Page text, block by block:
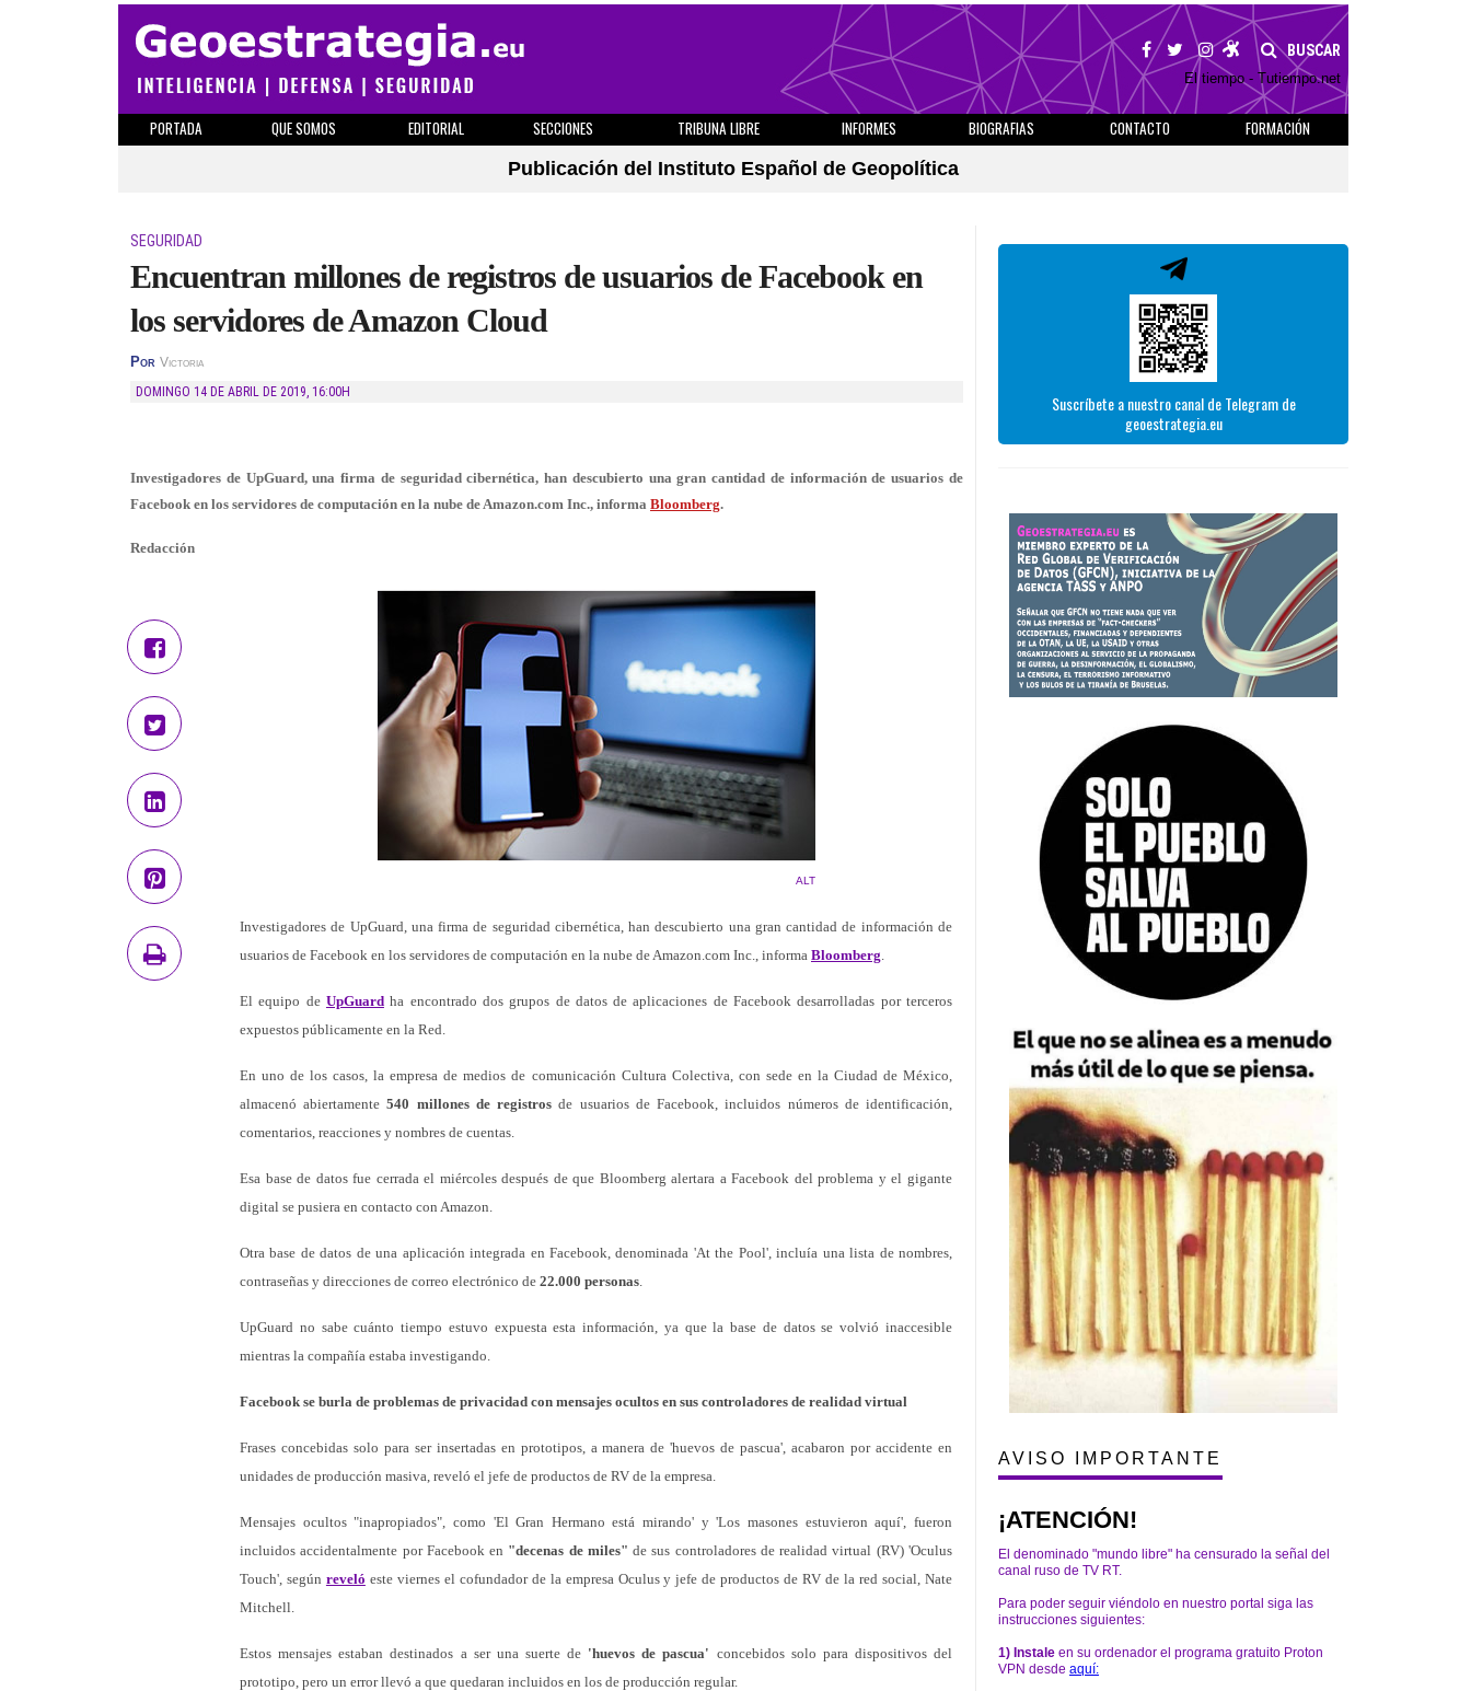
BUSCAR
El tiempo - Tutiempo.net
PORTADA QUE SOMOS EDITORIAL SECCIONES TRIBUNA LIBRE INFORMES BIOGRAFIAS CONTACTO
FORMACIÓN
Publicación del Instituto Español de Geopolítica
SEGURIDAD
Encuentran millones de registros de usuarios de Facebook en
los servidores de Amazon Cloud
Por Victoria
DOMINGO 14 DE ABRIL DE 2019, 16:00H
Investigadores de UpGuard, una firma de seguridad cibernética, han descubierto una gran cantidad de información de usuarios de
Facebook en los servidores de computación en la nube de Amazon.com Inc., informa Bloomberg.
Redacción
ALT
Investigadores de UpGuard, una firma de seguridad cibernética, han descubierto una gran cantidad de información de
usuarios de Facebook en los servidores de computación en la nube de Amazon.com Inc., informa Bloomberg.
El equipo de UpGuardha encontrado dos grupos de datos de aplicaciones de Facebook desarrolladas por terceros
expuestos públicamente en la Red.
En uno de los casos, la empresa de medios de comunicación Cultura Colectiva, con sede en la Ciudad de México,
almacenó abiertamente540 millones de registros de usuarios de Facebook, incluidos números de identificación,
comentarios, reacciones y nombres de cuentas.
Esa base de datos fue cerrada el miércoles después de que Bloomberg alertara a Facebook del problema y el gigante
digital se pusiera en contacto con Amazon.
Otra base de datos de una aplicación integrada en Facebook, denominada 'At the Pool', incluía una lista de nombres,
contraseñas y direcciones de correo electrónico de 22.000 personas.
UpGuard no sabe cuánto tiempo estuvo expuesta esta información, ya que la base de datos se volvió inaccesible
mientras la compañía estaba investigando.
Facebook se burla de problemas de privacidad con mensajes ocultos en sus controladores de realidad virtual
Frases concebidas solo para ser insertadas en prototipos, a manera de 'huevos de pascua', acabaron por accidente en
unidades de producción masiva, reveló el jefe de productos de RV de la empresa.
Mensajes ocultos "inapropiados", como 'El Gran Hermano está mirando' y 'Los masones estuvieron aquí', fueron
incluidos accidentalmente por Facebook en "decenas de miles" de sus controladores de realidad virtual (RV) 'Oculus
Touch', según reveló este viernes el cofundador de la empresa Oculus y jefe de productos de RV de la red social, Nate
Mitchell.
Estos mensajes estaban destinados a ser una suerte de 'huevos de pascua' concebidos solo para dispositivos del
prototipo, pero un error llevó a que quedaran incluidos en los de producción regular.
Suscríbete a nuestro canal de Telegram de
geoestrategia.eu
AVISO IMPORTANTE
¡ATENCIÓN!
El denominado "mundo libre" ha censurado la señal del
canal ruso de TV RT.
Para poder seguir viéndolo en nuestro portal siga las
instrucciones siguientes:
1) Instale en su ordenador el programa gratuito Proton
VPN desde aquí: